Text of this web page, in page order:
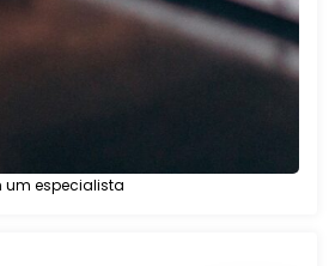
um especialista